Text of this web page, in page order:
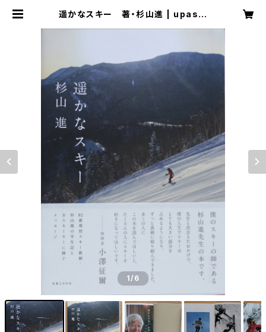
遥かなスキー 著・杉山進 | upas b
1/6